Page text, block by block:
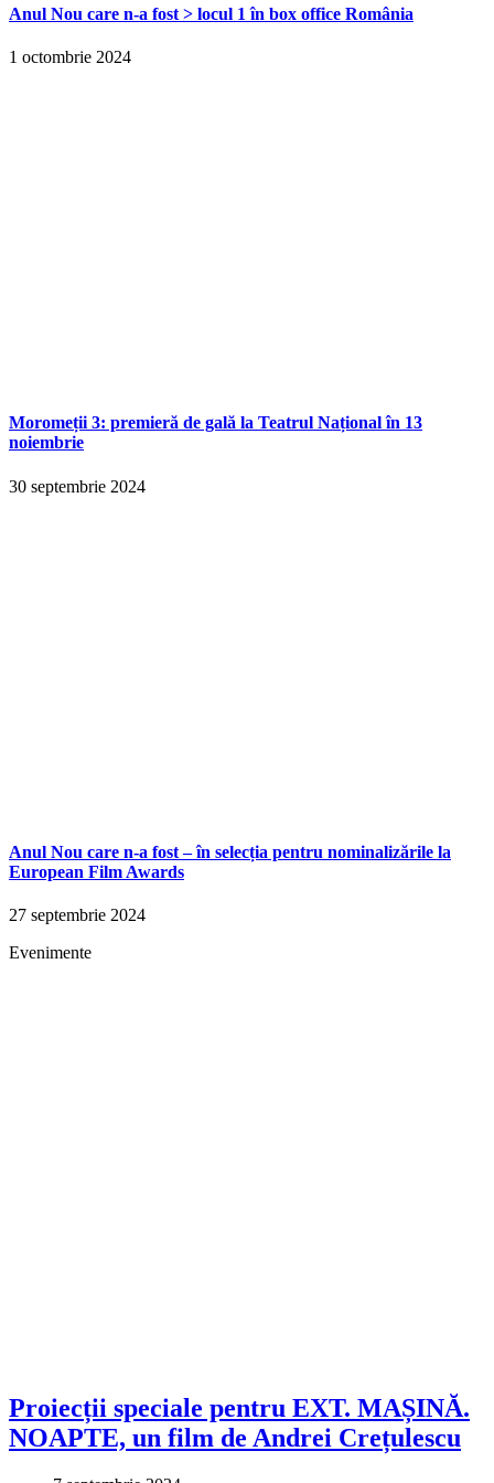
Anul Nou care n-a fost > locul 1 în box office România
1 octombrie 2024
Moromeții 3: premieră de gală la Teatrul Național în 13
noiembrie
30 septembrie 2024
Anul Nou care n-a fost – în selecția pentru nominalizările la
European Film Awards
27 septembrie 2024
Evenimente
Proiecții speciale pentru EXT. MAȘINĂ.
NOAPTE, un film de Andrei Crețulescu